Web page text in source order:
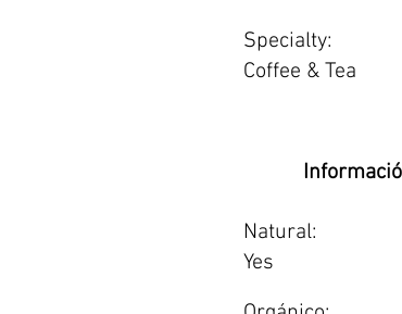
Specialty:
Coffee & Tea
Natural:
Yes